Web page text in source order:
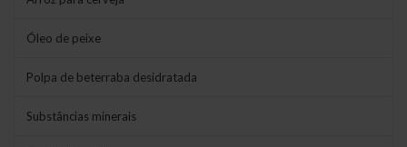
Óleo de peixe
Polpa de beterraba desidratada
Substâncias minerais